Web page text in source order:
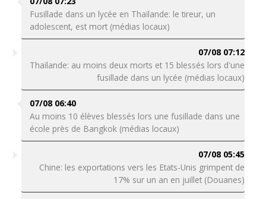
Fusillade dans un lycée en Thaïlande: le tireur, un
adolescent, est mort (médias locaux)
07/08 07:12
Thaïlande: au moins deux morts et 15 blessés lors d'une
fusillade dans un lycée (médias locaux)
07/08 06:40
Au moins 10 élèves blessés lors une fusillade dans une
école près de Bangkok (médias locaux)
07/08 05:45
Chine: les exportations vers les Etats-Unis grimpent de
17% sur un an en juillet (Douanes)